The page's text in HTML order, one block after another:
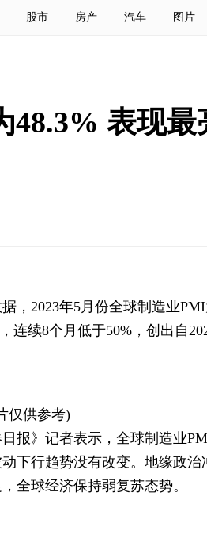
股市 房产 汽车 图片
48.3% 表现
，2023年5月份全球制造业
连续8个月低于50%，创出自
仅供参考)
报》记者表示，全球制造业
下行趋势没有改变。地缘政治
全球经济保持弱复苏态势。